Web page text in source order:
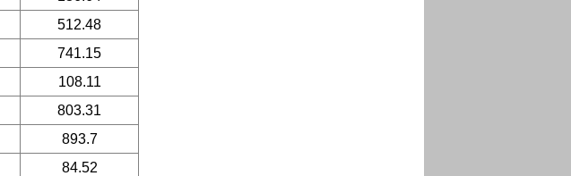
512.48
741.15
108.11
803.31
893.7
84.52